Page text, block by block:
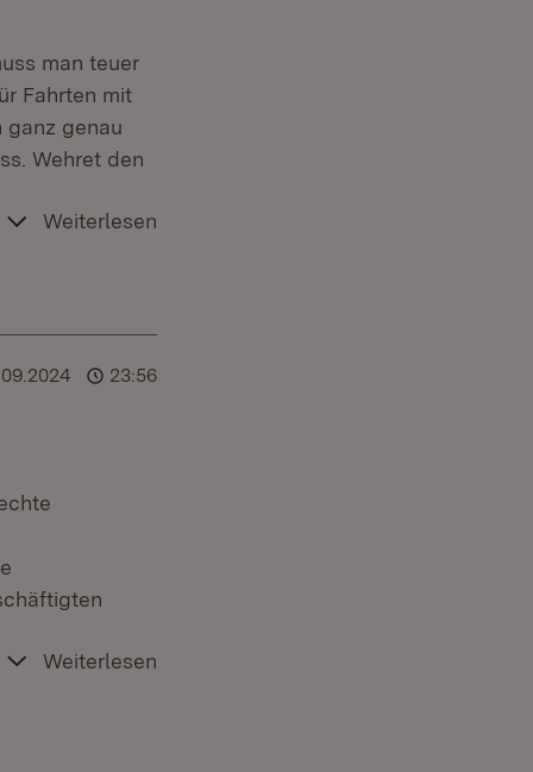
man teuer
Fahrten mit
ganz genau
Wehret den
Weiterlesen
23:56
Weiterlesen